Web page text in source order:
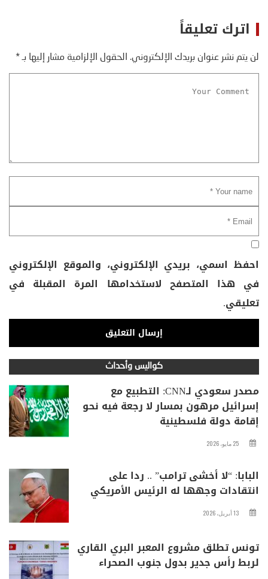
اترك تعليقاً
لن يتم نشر عنوان بريدك الإلكتروني. الحقول الإلزامية مشار إليها بـ*
احفظ اسمي، بريدي الإلكتروني، والموقع الإلكتروني
في هذا المتصفح لاستخدامها المرة المقبلة في
تعليقي.
كواليس وأحداث
مصدر سعودي لـCNN: التطبيع مع
إسرائيل مرهون بمسار لا رجعة فيه نحو
إقامة دولة فلسطينية
25 مايو، 2026
البابا: “لا أخشى ترامب” .. ردا على
انتقادات وجهها له الرئيس الأمريكي
13 أبريل، 2026
تونس تطلق مشروع المعبر البري القاري
لربط رأس جدير بدول جنوب الصحراء